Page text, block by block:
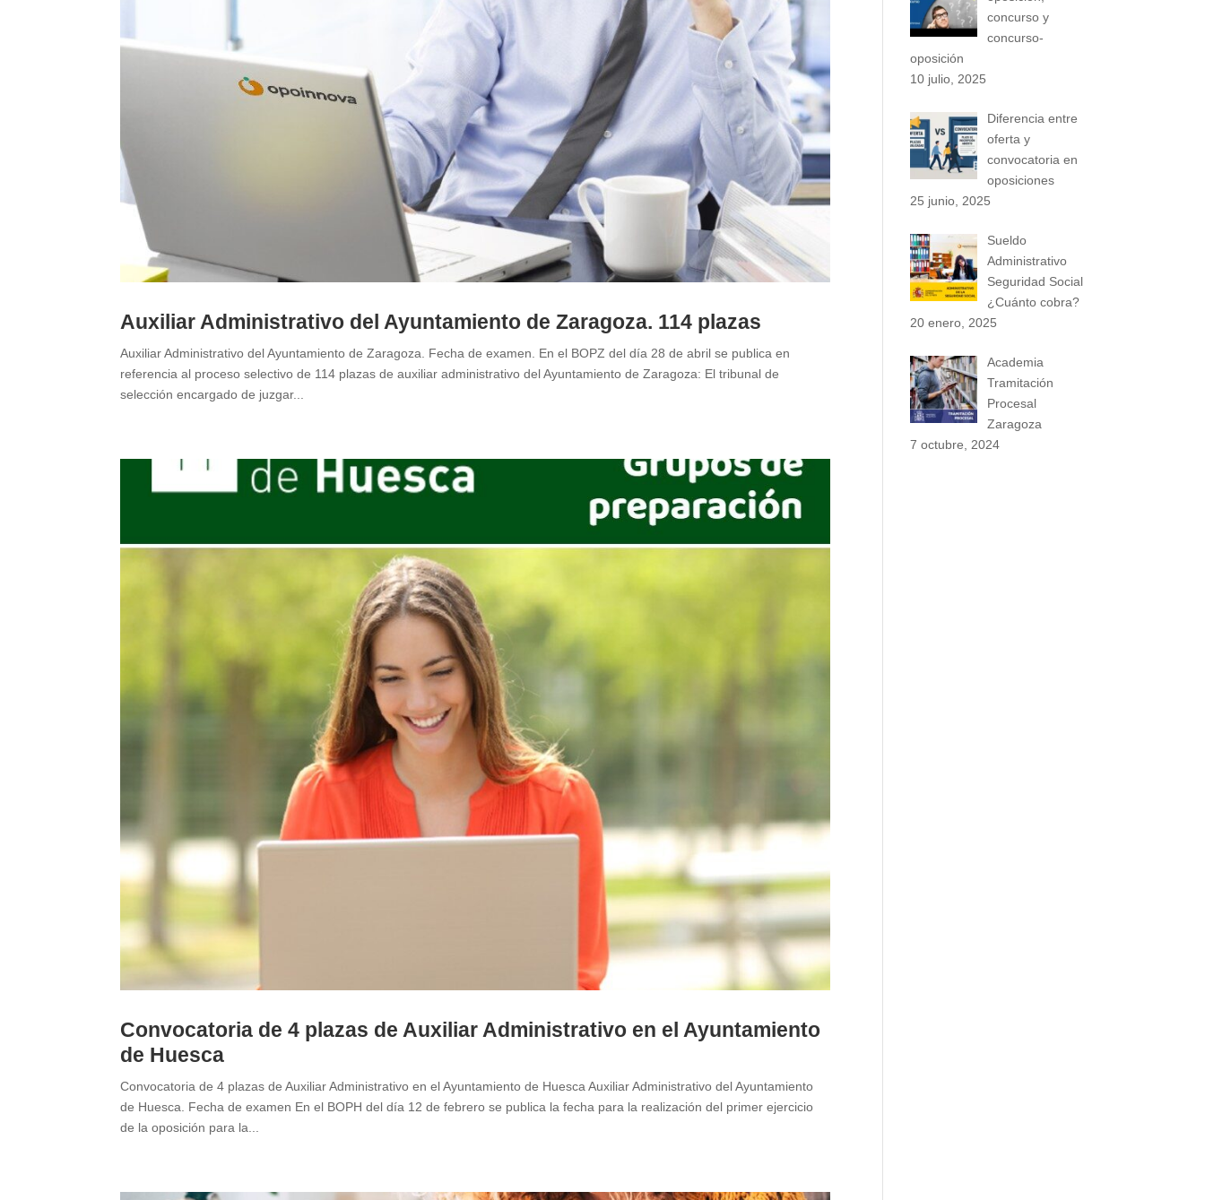
Auxiliar Administrativo del Ayuntamiento de Zaragoza. 114 plazas
Auxiliar Administrativo del Ayuntamiento de Zaragoza. Fecha de examen. En el BOPZ del día 28 de abril se publica en
referencia al proceso selectivo de 114 plazas de auxiliar administrativo del Ayuntamiento de Zaragoza: El tribunal de
selección encargado de juzgar...
Convocatoria de 4 plazas de Auxiliar Administrativo en el Ayuntamiento
de Huesca
Convocatoria de 4 plazas de Auxiliar Administrativo en el Ayuntamiento de Huesca Auxiliar Administrativo del Ayuntamiento
de Huesca. Fecha de examen En el BOPH del día 12 de febrero se publica la fecha para la realización del primer ejercicio
de la oposición para la...
concurso y
concurso-
oposición
10 julio, 2025
Diferencia entre
oferta y
convocatoria en
oposiciones
25 junio, 2025
Sueldo
Administrativo
Seguridad Social
¿Cuánto cobra?
20 enero, 2025
Academia
Tramitación
Procesal
Zaragoza
7 octubre, 2024